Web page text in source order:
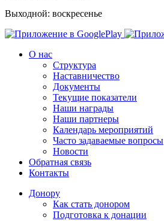
Выходной: воскресенье
О нас
Структура
Наставничество
Документы
Текущие показатели
Наши награды
Наши партнеры
Календарь мероприятий
Часто задаваемые вопросы
Новости
Обратная связь
Контакты
Донору
Как стать донором
Подготовка к донации